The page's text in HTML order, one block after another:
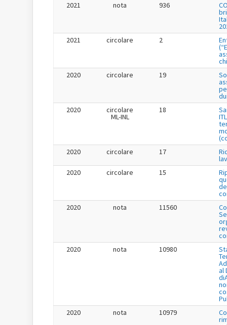
2021
nota 936
2021
circolare 2
2020
circolare 19
2020
circolare
ML-INL
18
2020
circolare 17
2020
circolare 15
2020
nota 11560
2020
nota 10980
al
2020
nota 10979